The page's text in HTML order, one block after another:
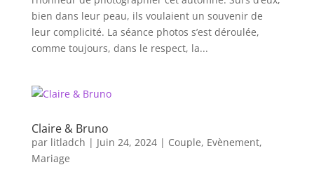
bien dans leur peau, ils voulaient un souvenir de
leur complicité. La séance photos s’est déroulée,
comme toujours, dans le respect, la...
Claire & Bruno
par litladch | Juin 24, 2024| Couple, Evènement,
Mariage